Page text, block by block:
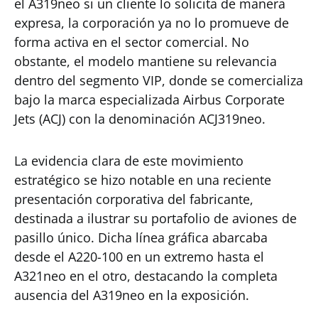
el A319neo si un cliente lo solicita de manera
expresa, la corporación ya no lo promueve de
forma activa en el sector comercial. No
obstante, el modelo mantiene su relevancia
dentro del segmento VIP, donde se comercializa
bajo la marca especializada Airbus Corporate
Jets (ACJ) con la denominación ACJ319neo.
La evidencia clara de este movimiento
estratégico se hizo notable en una reciente
presentación corporativa del fabricante,
destinada a ilustrar su portafolio de aviones de
pasillo único. Dicha línea gráfica abarcaba
desde el A220-100 en un extremo hasta el
A321neo en el otro, destacando la completa
ausencia del A319neo en la exposición.